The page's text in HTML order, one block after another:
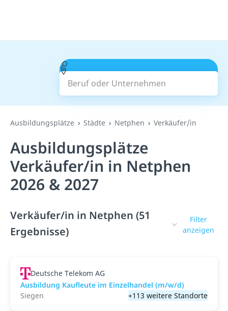
Beruf oder Unternehmen
Suchen
Ausbildungsplätze Städte Netphen Verkäufer/in
Ausbildungsplätze
Verkäufer/in in Netphen
2026 & 2027
Verkäufer/in in Netphen (51
Ergebnisse)
Filter
anzeigen
Deutsche Telekom AG
Ausbildung Kaufleute im Einzelhandel (m/w/d)
Siegen
+113 weitere Standorte